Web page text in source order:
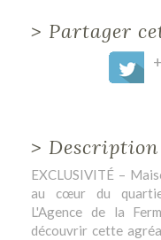
> Partager
>
EXCLUSIVITÉ –
au cœur du
L'Agence de la
découvrir cette